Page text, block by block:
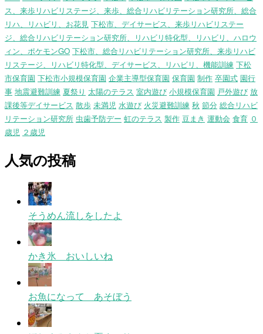
ス、来歩リハビリステージ、来歩、総合リハビリテーション研究所、総合
リハ、リハビリ、お花見 下松市、デイサービス、来歩リハビリステー
ジ、総合リハビリテーション研究所、リハビリ特化型、リハビリ、ハロウ
ィン、ポケモンGO 下松市、総合リハビリテーション研究所、来歩リハビ
リステージ、リハビリ特化型、デイサービス、リハビリ、機能訓練 下松
市保育園 下松市小規模保育園 企業主導型保育園 保育園 制作 卒園式 園行
事 地震避難訓練 夏祭り 太陽のテラス 室内遊び 小規模保育園 戸外遊び 放
課後等デイサービス 散歩 未満児 水遊び 火災避難訓練 秋 節分 総合リハビ
リテーション研究所 虫歯予防デー 虹のテラス 製作 豆まき 運動会 食育 ０
歳児 ２歳児
人気の投稿
そうめん流しをしたよ
かき氷 おいしいね
お魚になって あそぼう